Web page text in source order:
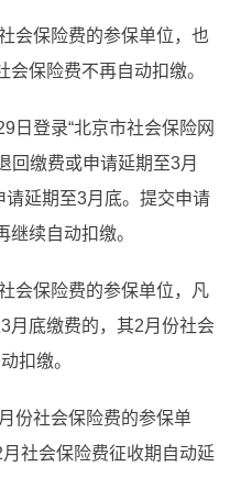
会保险费的参保单位，也
保险费不再自动扣缴。
日登录“北京市社会保险网
回缴费或申请延期至3月
请延期至3月底。提交申请
续自动扣缴。
会保险费的参保单位，凡
月底缴费的，其2月份社会
扣缴。
份社会保险费的参保单
社会保险费征收期自动延